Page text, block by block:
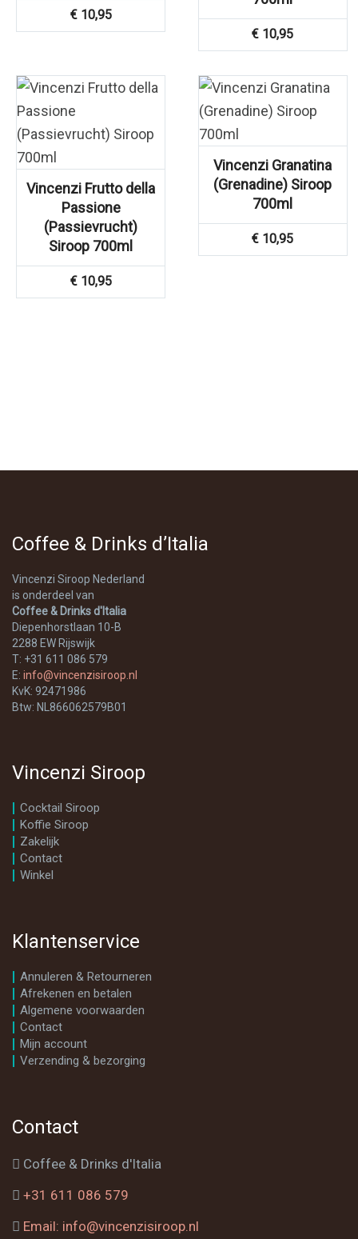
€10,95
€ 10,95
Vincenzi Frutto della
Passione
(Passievrucht)
Siroop 700ml
€10,95
Vincenzi Granatina
(Grenadine) Siroop
700ml
€ 10,95
Coffee & Drinks d’Italia
Vincenzi Siroop Nederland
is onderdeel van
Coffee & Drinks d'Italia
Diepenhorstlaan 10-B
2288 EW Rijswijk
T: +31 611 086 579
E: info@vincenzisiroop.nl
KvK: 92471986
Btw: NL866062579B01
Vincenzi Siroop
Cocktail Siroop
Koffie Siroop
Zakelijk
Contact
Winkel
Klantenservice
Annuleren & Retourneren
Afrekenen en betalen
Algemene voorwaarden
Contact
Mijn account
Verzending & bezorging
Contact
Coffee & Drinks d'Italia
+31 611 086 579
Email: info@vincenzisiroop.nl